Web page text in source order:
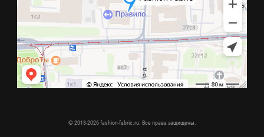
© 2013-2026 fashion-fabric.ru. Все права защищены.